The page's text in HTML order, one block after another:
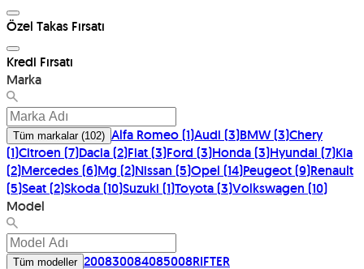
Özel Takas Fırsatı
Kredi Fırsatı
Marka
Tüm markalar(102) Alfa Romeo(1)Audi (3)BMW(3)Chery
(1)Citroen (7)Dacia(2)Fiat(3)Ford (3)Honda(3)Hyundai (7)Kia
(2)Mercedes(6)Mg (2)Nissan (5)Opel (14)Peugeot(9)Renault
(5)Seat(2)Skoda(10)Suzuki (1)Toyota(3)Volkswagen (10)
Model
Tüm modeller 200830084085008RIFTER